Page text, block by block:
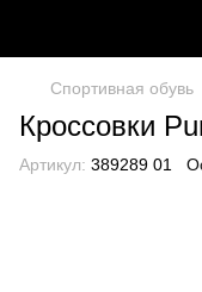
Спортивная обувь
Кроссовки
Артикул: 389289 01